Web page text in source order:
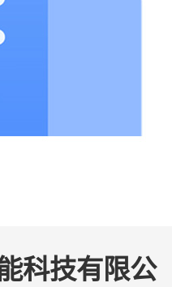
科技有限公